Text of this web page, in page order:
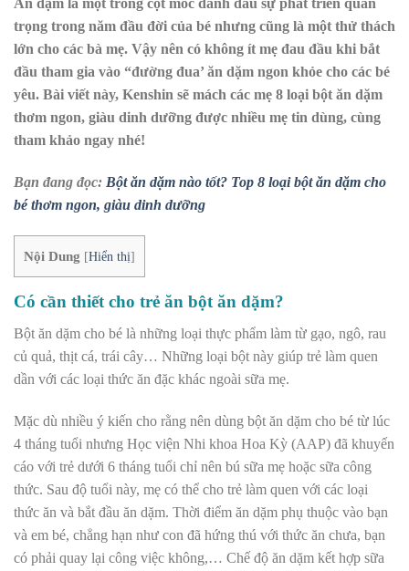
Ăn dặm là một trong cột mốc đánh dấu sự phát triển quan
trọng trong năm đầu đời của bé nhưng cũng là một thử thách
lớn cho các bà mẹ. Vậy nên có không ít mẹ đau đầu khi bắt
đầu tham gia vào “đường đua’ ăn dặm ngon khỏe cho các bé
yêu. Bài viết này, Kenshin sẽ mách các mẹ 8 loại bột ăn dặm
thơm ngon, giàu dinh dưỡng được nhiều mẹ tin dùng, cùng
tham khảo ngay nhé!
Bạn đang đọc: Bột ăn dặm nào tốt? Top 8 loại bột ăn dặm cho
bé thơm ngon, giàu dinh dưỡng
Nội Dung [Hiển thị]
Có cần thiết cho trẻ ăn bột ăn dặm?
Bột ăn dặm cho bé là những loại thực phẩm làm từ gạo, ngô, rau
củ quả, thịt cá, trái cây… Những loại bột này giúp trẻ làm quen
dần với các loại thức ăn đặc khác ngoài sữa mẹ.
Mặc dù nhiều ý kiến cho rằng nên dùng bột ăn dặm cho bé từ lúc
4 tháng tuổi nhưng Học viện Nhi khoa Hoa Kỳ (AAP) đã khuyến
cáo với trẻ dưới 6 tháng tuổi chỉ nên bú sữa mẹ hoặc sữa công
thức. Sau độ tuổi này, mẹ có thể cho trẻ làm quen với các loại
thức ăn và bắt đầu ăn dặm. Thời điểm ăn dặm phụ thuộc vào bạn
và em bé, chẳng hạn như con đã hứng thú với thức ăn chưa, bạn
có phải quay lại công việc không,… Chế độ ăn dặm kết hợp sữa